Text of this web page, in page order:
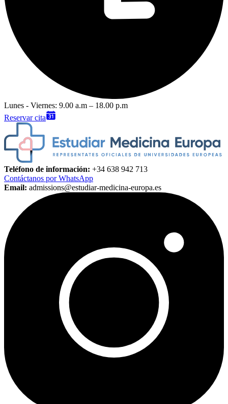
Lunes - Viernes: 9.00 a.m – 18.00 p.m
Reservar cita
Teléfono de información: +34 638 942 713
Contáctanos por WhatsApp
Email: admissions@estudiar-medicina-europa.es